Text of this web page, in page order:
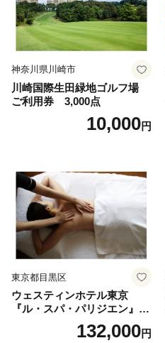
神奈川県川崎市
川崎国際生田緑地ゴルフ場
ご利用券 3,000点
10,000円
東京都目黒区
ウェスティンホテル東京
『ル・スパ・パリジエン』選
べるボディセラピー90分/1名
132,000円